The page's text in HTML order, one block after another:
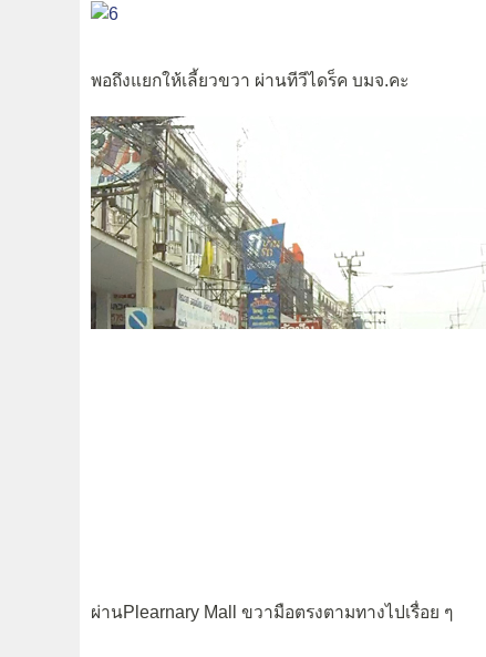
พอถึงแยกให้เลี้ยวขวา ผ่านทีวีไดร็ค บมจ.คะ
ผ่านPlearnary Mall ขวามือตรงตามทางไปเรื่อย ๆ